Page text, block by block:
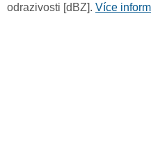
odrazivosti [dBZ]. Více